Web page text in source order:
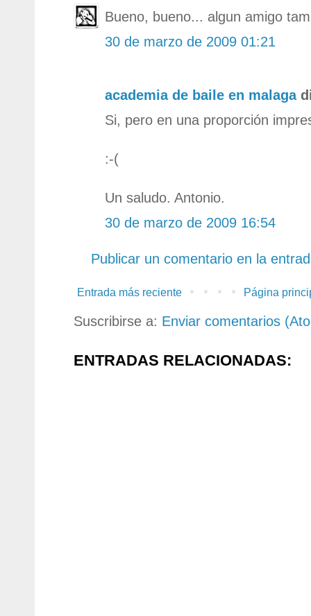
Bueno, bueno... algun amigo
30 de marzo de 2009 01:21
academia de baile en malaga
Si, pero en una proporción
:-(
Un saludo. Antonio.
30 de marzo de 2009 16:54
Publicar un comentario en la
Entrada más reciente Página
Suscribirse a: Enviar comentarios
ENTRADAS RELACIONADAS: